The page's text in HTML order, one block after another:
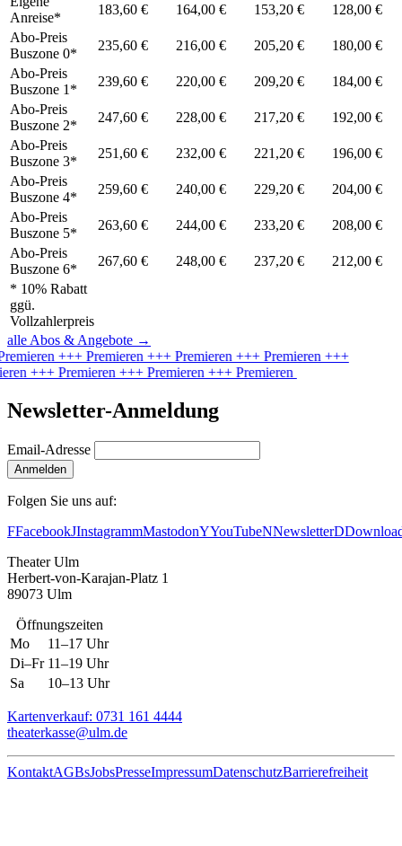
Anreise*
183,60 € 164,00 € 153,20 €
128,00 €
Abo-Preis
Buszone 0*
235,60 € 216,00 € 205,20 €
180,00 €
Abo-Preis
Buszone 1*
239,60 € 220,00 € 209,20 €
184,00 €
Abo-Preis
Buszone 2*
247,60 € 228,00 € 217,20 €
192,00 €
Abo-Preis
Buszone 3*
251,60 € 232,00 € 221,20 €
196,00 €
Abo-Preis
Buszone 4*
259,60 € 240,00 € 229,20 €
204,00 €
Abo-Preis
Buszone 5*
263,60 € 244,00 € 233,20 €
208,00 €
Abo-Preis
Buszone 6*
267,60 € 248,00 € 237,20 €
212,00 €
* 10% Rabatt
ggü.
Vollzahlerpreis
alle Abos & Angebote →
+++ Premieren +++ Premieren +++ Premieren +++
+++ Premieren +++ Premieren +++ Premieren
Newsletter-Anmeldung
Email-Adresse
Anmelden
Folgen Sie uns auf:
FFacebookJInstagrammMastodonYYouTubeNNewsletterD
Theater Ulm
Herbert-von-Karajan-Platz 1
89073 Ulm
Öffnungszeiten
Mo
11–17 Uhr
Di–Fr 11–19 Uhr
Sa
10–13 Uhr
Kartenverkauf: 0731 161 4444
theaterkasse@ulm.de
KontaktAGBsJobsPresseImpressumDatenschutzBarrierefreiheit